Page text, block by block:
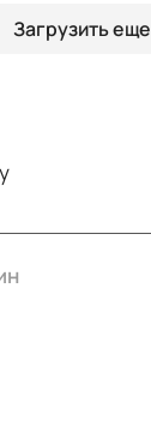
Загрузить еще